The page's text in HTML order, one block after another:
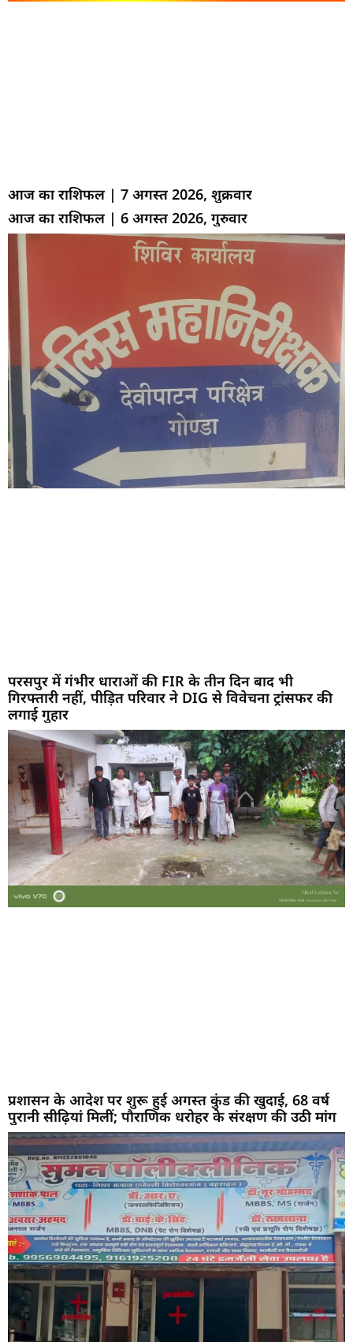
आज का राशिफल | 7 अगस्त 2026, शुक्रवार
आज का राशिफल | 6 अगस्त 2026, गुरुवार
परसपुर में गंभीर धाराओं की FIR के तीन दिन बाद भी
गिरफ्तारी नहीं, पीड़ित परिवार ने DIG से विवेचना ट्रांसफर की
लगाई गुहार
प्रशासन के आदेश पर शुरू हुई अगस्त कुंड की खुदाई, 68 वर्ष
पुरानी सीढ़ियां मिलीं; पौराणिक धरोहर के संरक्षण की उठी मांग